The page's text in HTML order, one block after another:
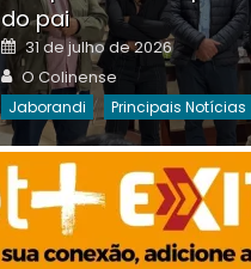
on
Destaques Da Semana
do pai
Posted
on
31 de julho de 2026
Author
O Colinense
Jaborandi Principais Notícias